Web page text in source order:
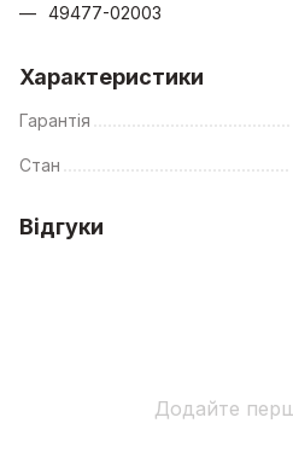
49477-02003
Характеристики
Гарантія
Стан
Відгуки
Додайте